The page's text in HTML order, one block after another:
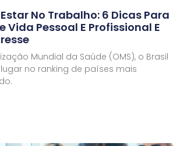
No Trabalho: 6 Dicas Para
Vida Pessoal E Profissional E
Mundial da Saúde (OMS), o Brasil
no ranking de países mais